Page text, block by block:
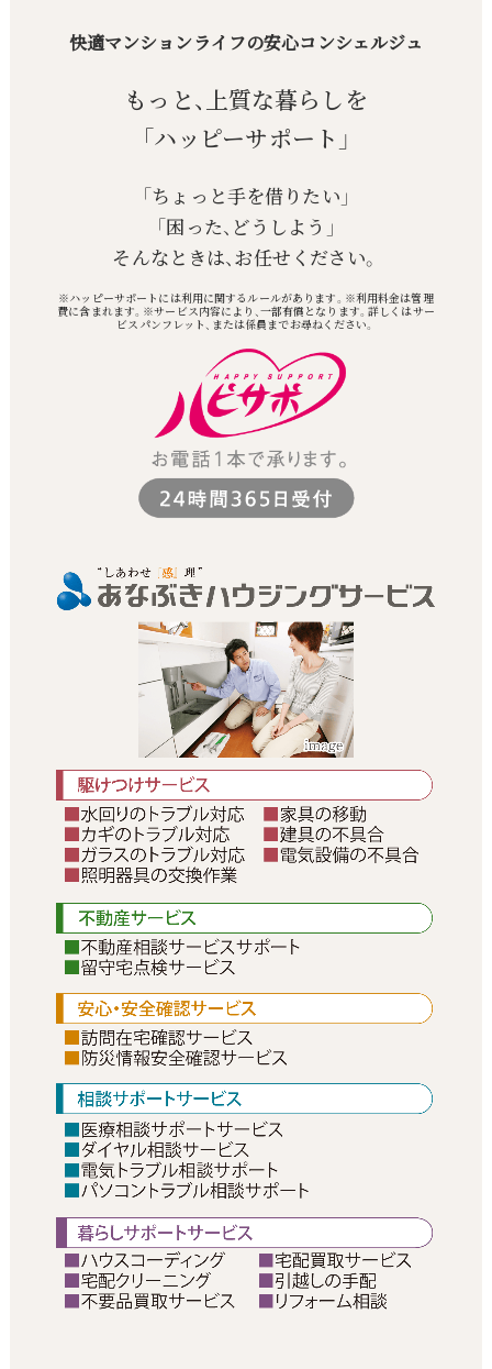
快適マンションライフの安心コンシェルジュ
もっと、上質な暮らしを
「ハッピーサポート」
「ちょっと手を借りたい」
「困った、どうしよう」
そんなときは、お任せください。
※ハッピーサポートには利用に関するルールがあります。※利用料金は管理
費に含まれます。※サービス内容により、一部有償となります。詳しくはサー
ビスパンフレット、または係員までお尋ねください。